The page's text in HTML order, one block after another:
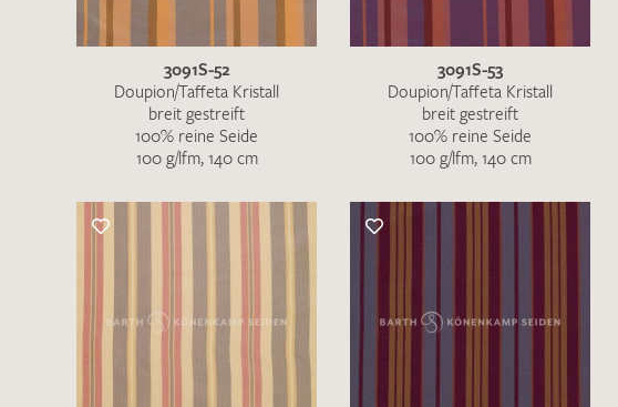
3091S-52
Doupion/Taffeta Kristall
breit gestreift
100% reine Seide
100 g/lfm, 140 cm
3091S-53
Doupion/Taffeta Kristall
breit gestreift
100% reine Seide
100 g/lfm, 140 cm